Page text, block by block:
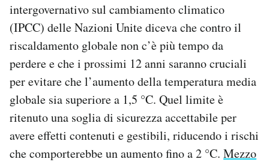
intergovernativo sul cambiamento climatico
(IPCC) delle Nazioni Unite diceva che contro il
riscaldamento globale non c’è più tempo da
perdere e che i prossimi 12 anni saranno cruciali
per evitare che l’aumento della temperatura media
globale sia superiore a 1,5 °C. Quel limite è
ritenuto una soglia di sicurezza accettabile per
avere effetti contenuti e gestibili, riducendo i rischi
che comporterebbe un aumento fino a 2 °C. Mezzo